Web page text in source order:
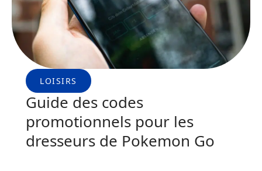
LOISIRS
Guide des codes
promotionnels pour les
dresseurs de Pokemon Go